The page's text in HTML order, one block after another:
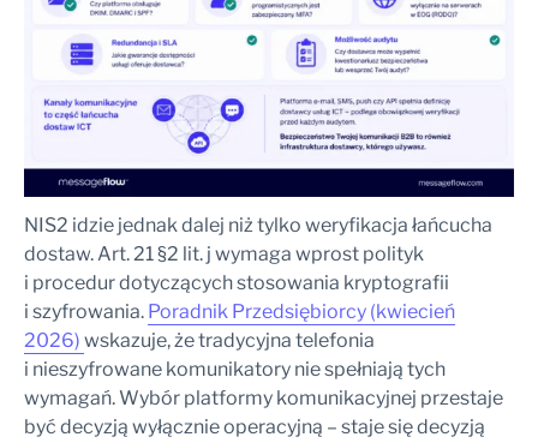
NIS2 idzie jednak dalej niż tylko weryfikacja łańcucha
dostaw. Art. 21 §2 lit. j wymaga wprost polityk
i procedur dotyczących stosowania kryptografii
i szyfrowania. Poradnik Przedsiębiorcy (kwiecień
2026) wskazuje, że tradycyjna telefonia
i nieszyfrowane komunikatory nie spełniają tych
wymagań. Wybór platformy komunikacyjnej przestaje
być decyzją wyłącznie operacyjną – staje się decyzją